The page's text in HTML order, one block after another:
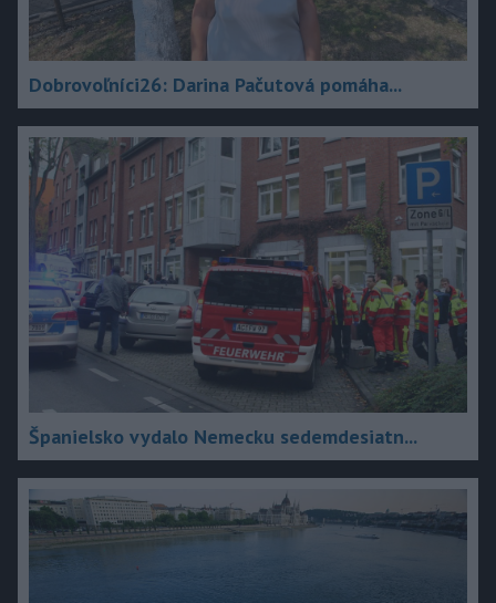
Dobrovoľníci26: Darina Pačutová pomáha...
Španielsko vydalo Nemecku sedemdesiatn...